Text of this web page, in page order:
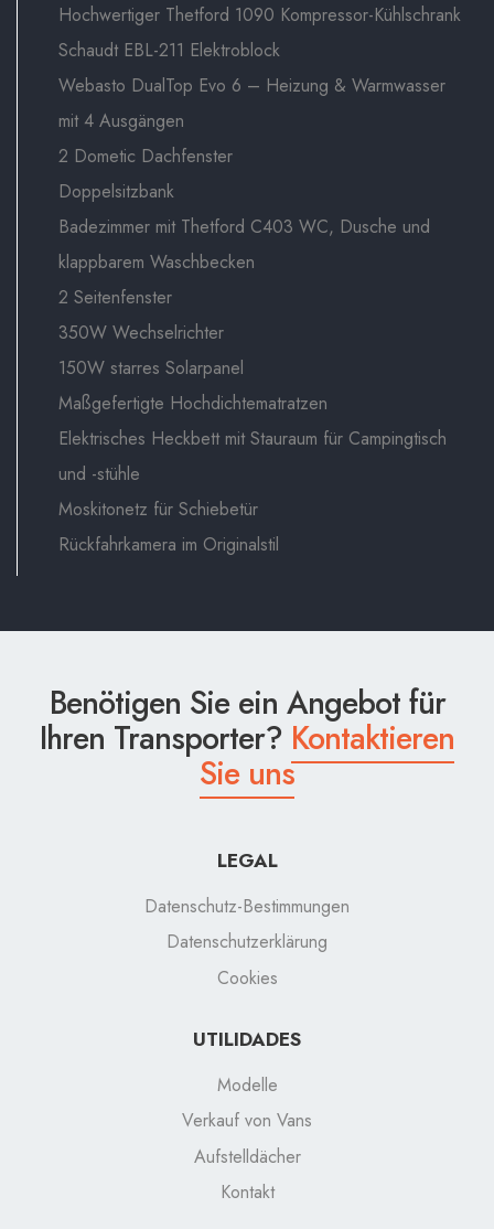
Hochwertiger Thetford 1090 Kompressor-Kühlschrank
Schaudt EBL-211 Elektroblock
Webasto DualTop Evo 6 – Heizung & Warmwasser
mit 4 Ausgängen
2 Dometic Dachfenster
Doppelsitzbank
Badezimmer mit Thetford C403 WC, Dusche und
klappbarem Waschbecken
2 Seitenfenster
350W Wechselrichter
150W starres Solarpanel
Maßgefertigte Hochdichtematratzen
Elektrisches Heckbett mit Stauraum für Campingtisch
und -stühle
Moskitonetz für Schiebetür
Rückfahrkamera im Originalstil
Benötigen Sie ein Angebot für
Ihren Transporter? Kontaktieren
Sie uns
LEGAL
Datenschutz-Bestimmungen
Datenschutzerklärung
Cookies
UTILIDADES
Modelle
Verkauf von Vans
Aufstelldächer
Kontakt